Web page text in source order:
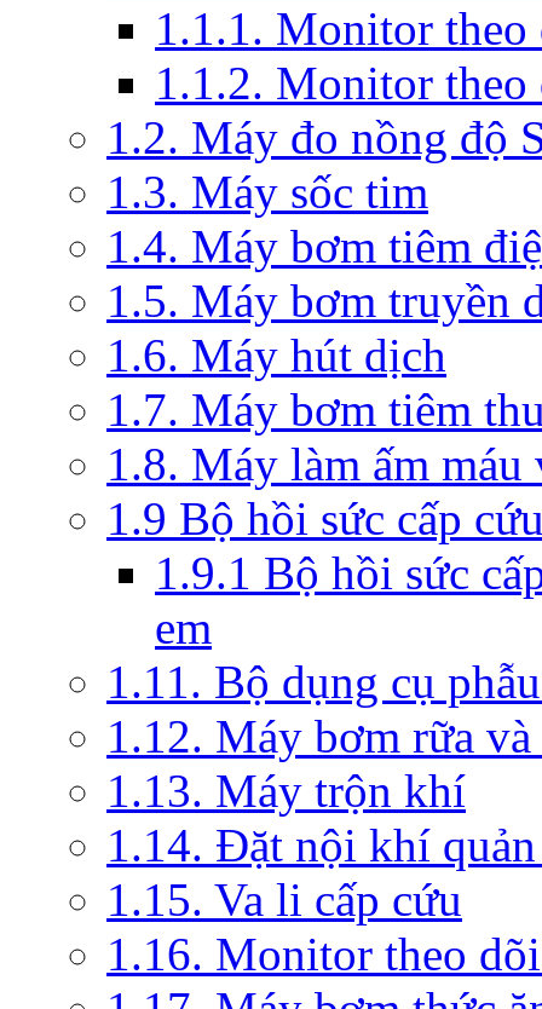
1.1.1. Monitor theo
1.1.2. Monitor
1.2. Máy đo nồng độ
1.3. Máy sốc tim
1.4. Máy bơm tiêm
1.5. Máy bơm truyền
1.6. Máy hút dịch
1.7. Máy bơm tiêm
1.8. Máy làm ấm
1.9 Bộ hồi sức cấp
1.9.1 Bộ hồi sức
em
1.11. Bộ dụng cụ
1.12. Máy bơm rữa
1.13. Máy trộn khí
1.14. Đặt nội khí
1.15. Va li cấp cứu
1.16. Monitor theo